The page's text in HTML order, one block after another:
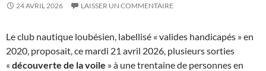
24 AVRIL 2026 LAISSER UN COMMENTAIRE
Le club nautique loubésien, labellisé « valides handicapés » en
2020, proposait, ce mardi 21 avril 2026, plusieurs sorties
« découverte de la voile » à une trentaine de personnes en